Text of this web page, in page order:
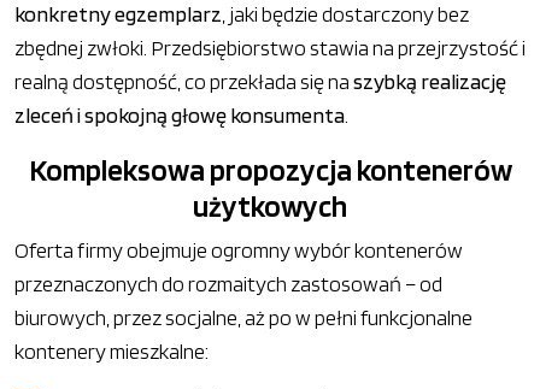
konkretny egzemplarz, jaki będzie dostarczony bez
zbędnej zwłoki. Przedsiębiorstwo stawia na przejrzystość i
realną dostępność, co przekłada się naszybką realizację
zleceń i spokojną głowę konsumenta.
Kompleksowa propozycja kontenerów
użytkowych
Oferta firmy obejmuje ogromny wybór kontenerów
przeznaczonych do rozmaitych zastosowań – od
biurowych, przez socjalne, aż po w pełni funkcjonalne
kontenery mieszkalne: